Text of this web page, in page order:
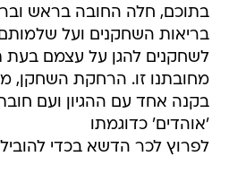
בתוכם, חלה החובה בראש
בריאות השחקנים ועל
לשחקנים להגן על עצמם בעת
מחובתנו זו. הרחקת השחקן,
בקנה אחד עם ההגיון ועם
'אוהדים' כדוגמתו
לפרוץ לכר הדשא בכדי